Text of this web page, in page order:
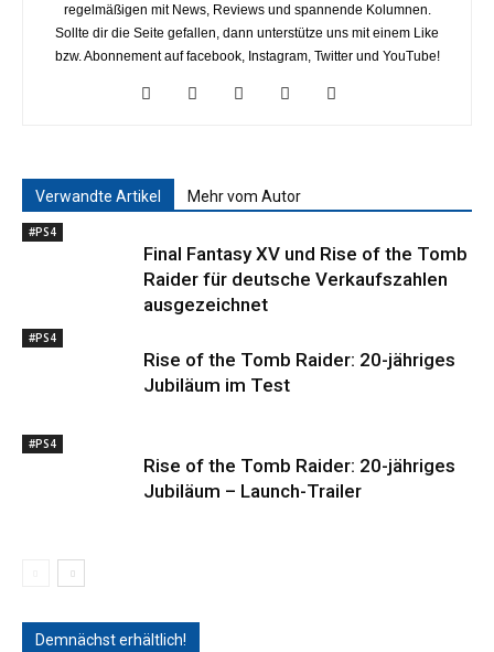
regelmäßigen mit News, Reviews und spannende Kolumnen.
Sollte dir die Seite gefallen, dann unterstütze uns mit einem Like
bzw. Abonnement auf facebook, Instagram, Twitter und YouTube!
Verwandte Artikel Mehr vom Autor
#PS4
Final Fantasy XV und Rise of the Tomb
Raider für deutsche Verkaufszahlen
ausgezeichnet
#PS4
Rise of the Tomb Raider: 20-jähriges
Jubiläum im Test
#PS4
Rise of the Tomb Raider: 20-jähriges
Jubiläum – Launch-Trailer
Demnächst erhältlich!